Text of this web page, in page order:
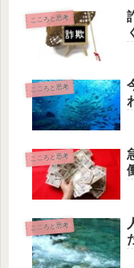
こころと思考
こころと思考
こころと思考
こころと思考